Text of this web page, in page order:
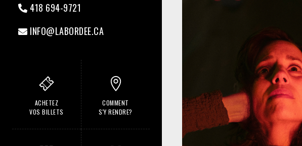
418 694-9721
INFO@LABORDEE.CA
ACHETEZ
VOS BILLETS
COMMENT
S'Y RENDRE?